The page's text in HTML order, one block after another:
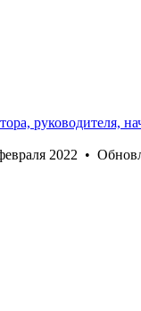
руководителя,
2022 •